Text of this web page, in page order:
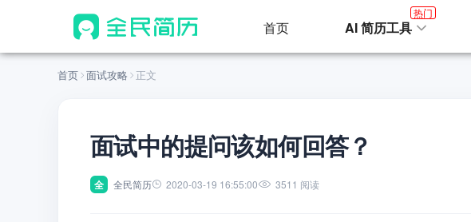
首页 AI 简历工具
热门
首页 面试攻略 正文
面试中的提问该如何回答？
全 全民简历 2020-03-19 16:55:00 3511 阅读